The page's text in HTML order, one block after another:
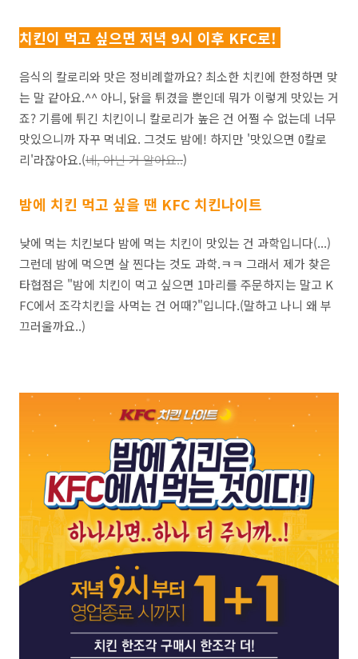
치킨이 먹고 싶으면 저녁 9시 이후 KFC로!
음식의 칼로리와 맛은 정비례할까요? 최소한 치킨에 한정하면 맞
는 말 같아요.^^ 아니, 닭을 튀겼을 뿐인데 뭐가 이렇게 맛있는 거
죠? 기름에 튀긴 치킨이니 칼로리가 높은 건 어쩔 수 없는데 너무
맛있으니까 자꾸 먹네요. 그것도 밤에! 하지만 '맛있으면 0칼로
리'라잖아요.(네, 아닌거 알아요..)
밤에 치킨 먹고 싶을 땐 KFC 치킨나이트
낮에 먹는 치킨보다 밤에 먹는 치킨이 맛있는 건 과학입니다(...)
그런데 밤에 먹으면 살 찐다는 것도 과학.ㅋㅋ 그래서 제가 찾은
타협점은 "밤에 치킨이 먹고 싶으면 1마리를 주문하지는 말고 K
FC에서 조각치킨을 사먹는 건 어때?"입니다.(말하고 나니 왜 부
끄러울까요..)